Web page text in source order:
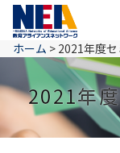
ホーム
ホーム > 2021年度
2021年